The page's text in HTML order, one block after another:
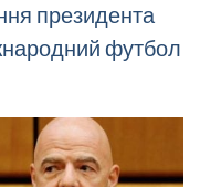
президента
футбол